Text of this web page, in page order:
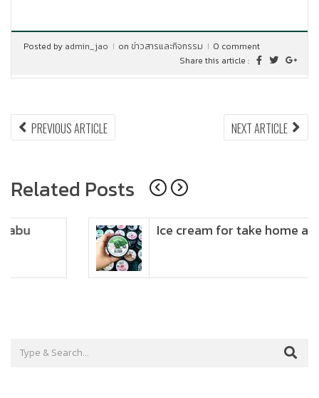
Posted by admin_jao on ข่าวสารและกิจกรรม
0 comment
Share this article :
แนะแนว
PREVIOUS ARTICLEPREVIOUS
ARTICLE:
NEXT ARTICLE
Related Posts
Ice cream for take home and delivery